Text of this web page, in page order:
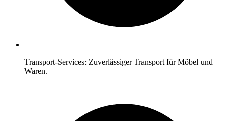
Transport-Services: Zuverlässiger Transport für Möbel und
Waren.